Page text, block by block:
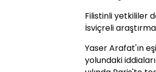
Filistinli yetkililer
İsviçreli
Yaser Arafat'ın
yolundaki